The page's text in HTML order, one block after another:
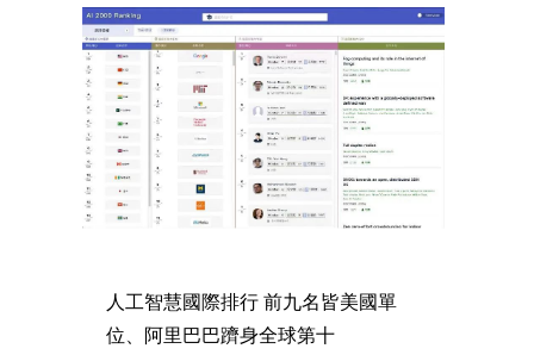
人工智慧國際排行 前九名皆美國單
位、阿里巴巴躋身全球第十